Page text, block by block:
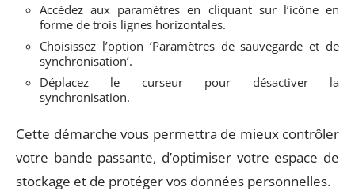
Accédez aux paramètres en cliquant sur l’icône en
forme de trois lignes horizontales.
Choisissez l’option ‘Paramètres de sauvegarde et de
synchronisation’.
Déplacez le curseur pour désactiver la
synchronisation.
Cette démarche vous permettra de mieux contrôler
votre bande passante, d’optimiser votre espace de
stockage et de protéger vos données personnelles.